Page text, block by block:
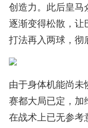
创造力。此后皇马
逐渐变得松散，让
打法再入两球，彻
由于身体机能尚未
赛都大局已定，加
在战术上已无参考